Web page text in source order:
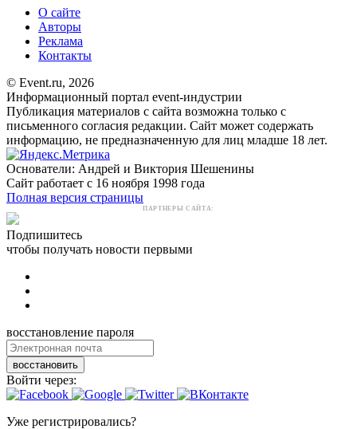
О сайте
Авторы
Реклама
Контакты
© Event.ru, 2026
Информационный портал event-индустрии
Публикация материалов с сайта возможна только с
письменного согласия редакции. Сайт может содержать
информацию, не предназначенную для лиц младше 18 лет.
Основатели: Андрей и Виктория Шешенины
Сайт работает с 16 ноября 1998 года
Полная версия страницы
ПАРТНЕРЫ САЙТА:
Подпишитесь
чтобы получать новости первыми
восстановление пароля
восстановить
Войти через:
Уже регистрировались?